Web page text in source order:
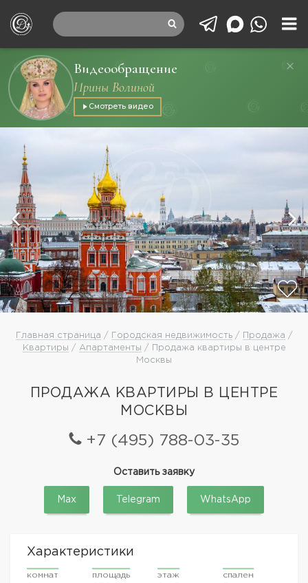
Видеообращение
Ирины Волиной
Смотреть видео
Главная страница / Городская недвижимость/ Продажа /
Квартиры / Апартаменты / Продажа квартиры в центре
Москвы
ПРОДАЖА КВАРТИРЫ В ЦЕНТРЕ
МОСКВЫ
+7 (495) 788-03-35
Оставить заявку
Max Telegram WhatsApp
Характеристики
комнат площадь этаж спален